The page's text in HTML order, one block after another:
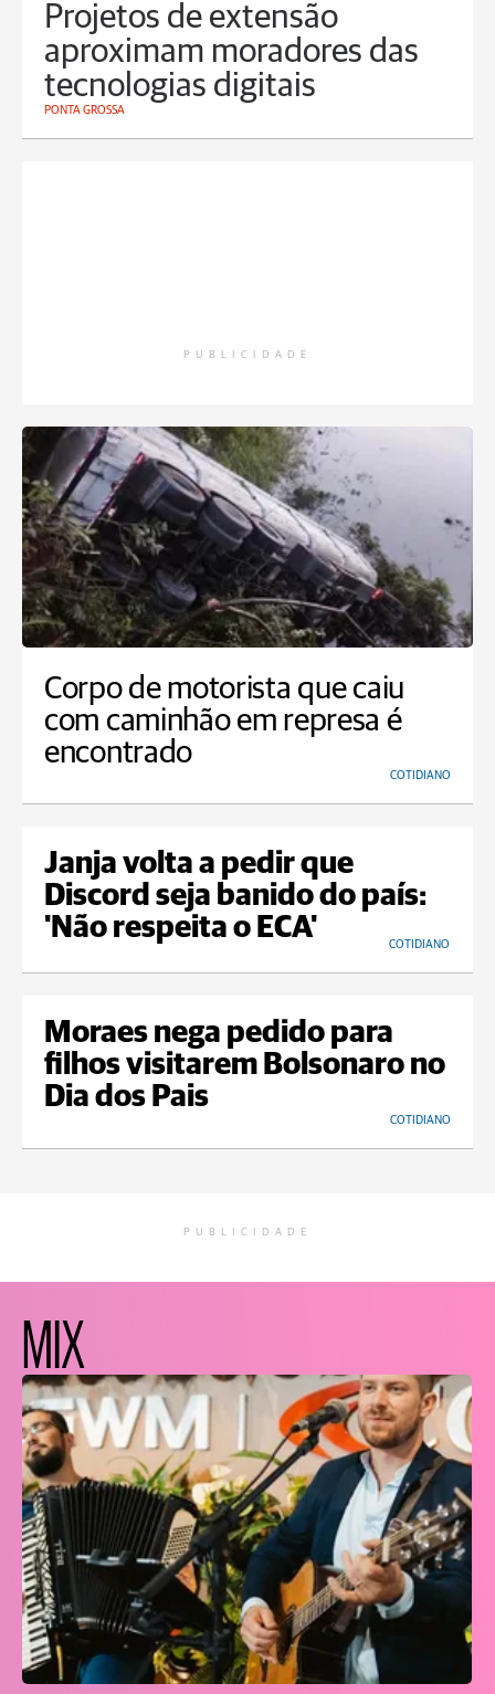
Projetos de extensão
aproximam moradores das
tecnologias digitais
PONTA GROSSA
PUBLICIDADE
Corpo de motorista que caiu
com caminhão em represa é
encontrado
COTIDIANO
Janja volta a pedir que
Discord seja banido do país:
'Não respeita o ECA'
COTIDIANO
Moraes nega pedido para
filhos visitarem Bolsonaro no
Dia dos Pais
COTIDIANO
PUBLICIDADE
MIX